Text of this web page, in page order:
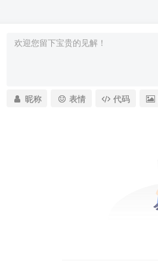
昵称 表情 代码